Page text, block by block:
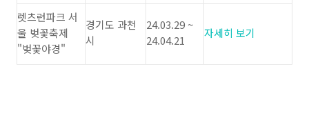
렛츠런파크 서
울 벚꽃축제
"벚꽃야경"
경기도 과천
시
24.03.29 ~
24.04.21
자세히 보기